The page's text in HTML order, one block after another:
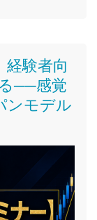
経験者向
──感覚
ンモデル